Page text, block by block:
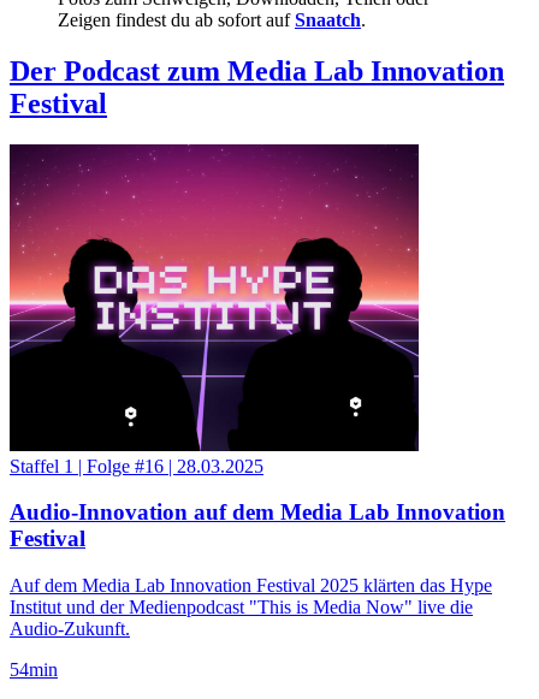
Zeigen findest du ab sofort aufSnaatch.
Der Podcast zum Media Lab Innovation
Festival
Staffel 1 | Folge #16 | 28.03.2025
Audio-Innovation auf dem Media Lab Innovation
Festival
Auf dem Media Lab Innovation Festival 2025 klärten das Hype
Institut und der Medienpodcast "This is Media Now" live die
Audio-Zukunft.
54min